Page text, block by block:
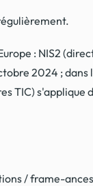
: NIS2
2024 ;
TIC) s'applique
/ frame-